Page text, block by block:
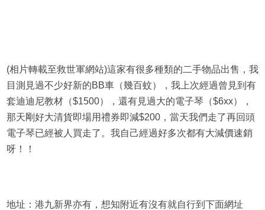
(相片轉載至救世軍網站)這家有很多種類的二手物品出售，我
目測見過不少好新的BB車（幾百蚊），我上次經過曾見到有
套迪迪尼教材（$1500），還有見過大的電子琴（$6xx），
那天剛好大清貨即場用禮券即減$200，當天我們走了再回頭
電子琴已經被人買走了。我自己經過好多次都有大減價速銷
呀！！
地址：港九新界亦有，想知附近有沒有就自行到下面網址